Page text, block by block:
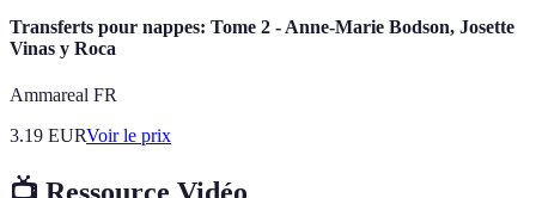
Transferts pour nappes: Tome 2 - Anne-Marie Bodson, Josette
Vinas y Roca
Ammareal FR
3.19 EURVoir le prix